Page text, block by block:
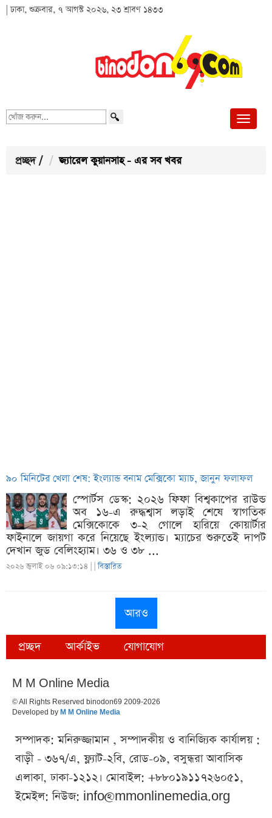
| ঢাকা, শুক্রবার, ৭ আগস্ট ২০২৬, ২৩ শ্রাবণ ১৪৩৩
খোঁজ
প্রচ্ছদ / জ্যারেল কুয়ানসাহ - এর সব খবর
৯০ মিনিটের খেলা শেষ: ইংল্যান্ড বনাম মেক্সিকো ম্যাচ, জানুন ফলাফল
স্পোর্টস ডেস্ক: ২০২৬ ফিফা বিশ্বকাপের রাউন্ড
অব ১৬-এ রুদ্ধশ্বাস লড়াই শেষে স্বাগতিক
মেক্সিকোকে ৩-২ গোলে হারিয়ে কোয়ার্টার
ফাইনালে জায়গা করে নিয়েছে ইংল্যান্ড। ম্যাচের শুরুতেই দাপট
দেখান জুড বেলিংহ্যাম। ৩৬ ও ৩৮ ...
২০২৬ জুলাই ০৬ ০৯:১৩:১৪ | |বিস্তারিত
আরও
প্রচ্ছদ আর্কাইভ যোগাযোগ
M M Online Media
© All Rights Reserved binodon69 2009-2026
Developed by M M Online Media
সম্পাদক: মনিরুজ্জামান , সম্পাদকীয় ও বানিজ্যিক কার্যালয় :
বাড়ী - ৩৬৭/এ, ফ্ল্যাট-২বি, রোড-০৯, বসুন্ধরা আবাসিক
এলাকা, ঢাকা-১২১২। মোবাইল: +৮৮০১৯১১৭২৬০৫১,
ইমেইল: নিউজ: info@mmonlinemedia.org